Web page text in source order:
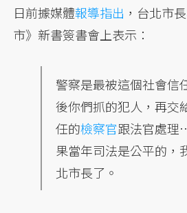
日前據媒體報導指出 ，台北市長
市》新書簽書會上表示：
警察是最被這個社會信
後你們抓的犯人，再交
任的檢察官跟法官處
果當年司法是公平的，
北市長了。